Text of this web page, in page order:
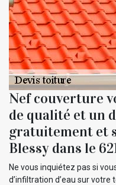
Nef couverture
de qualité et un
gratuitement et
Blessy dans le
Ne vous inquiétez pas si
d’infiltration d’eau sur votre